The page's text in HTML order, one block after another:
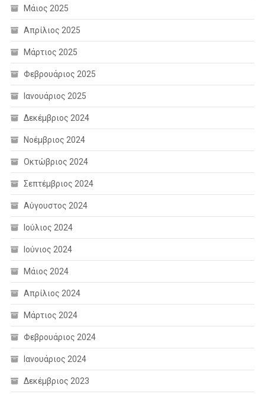
Μάιος 2025
Απρίλιος 2025
Μάρτιος 2025
Φεβρουάριος 2025
Ιανουάριος 2025
Δεκέμβριος 2024
Νοέμβριος 2024
Οκτώβριος 2024
Σεπτέμβριος 2024
Αύγουστος 2024
Ιούλιος 2024
Ιούνιος 2024
Μάιος 2024
Απρίλιος 2024
Μάρτιος 2024
Φεβρουάριος 2024
Ιανουάριος 2024
Δεκέμβριος 2023